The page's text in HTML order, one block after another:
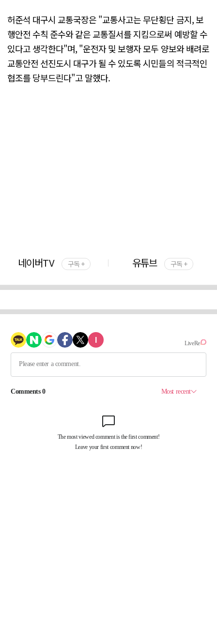
허준석 대구시 교통국장은 "교통사고는 무단횡단 금지, 보
행안전 수칙 준수와 같은 교통질서를 지킴으로써 예방할 수
있다고 생각한다"며, "운전자 및 보행자 모두 양보와 배려로
교통안전 선진도시 대구가 될 수 있도록 시민들의 적극적인
협조를 당부드린다"고 말했다.
네이버TV 구독 + 유튜브 구독 +